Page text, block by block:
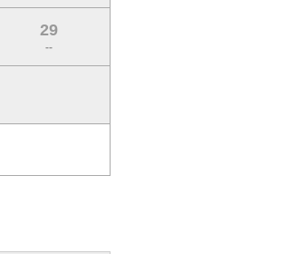
29
--